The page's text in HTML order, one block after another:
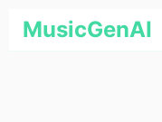
MusicGenAI